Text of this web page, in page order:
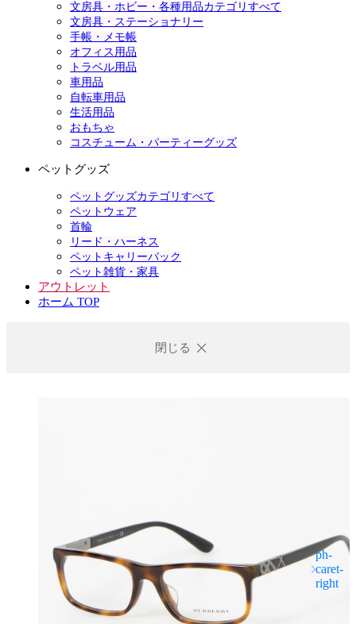
文房具・ホビー・各種用品カテゴリすべて
文房具・ステーショナリー
手帳・メモ帳
オフィス用品
トラベル用品
車用品
自転車用品
生活用品
おもちゃ
コスチューム・パーティーグッズ
ペットグッズ
ペットグッズカテゴリすべて
ペットウェア
首輪
リード・ハーネス
ペットキャリーバック
ペット雑貨・家具
アウトレット
ホーム TOP
閉じる